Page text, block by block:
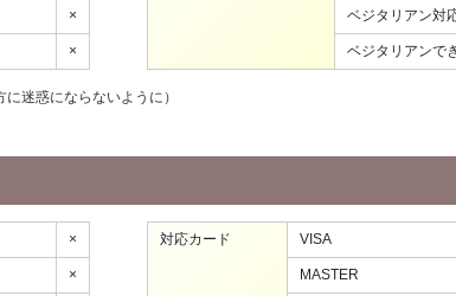
×
×
ベジタリアン対
ベジタリアンで
迷惑にならないように）
×
×
対応カード VISA
MASTER